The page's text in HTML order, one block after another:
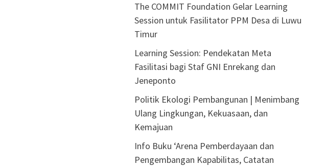
The COMMIT Foundation Gelar Learning
Session untuk Fasilitator PPM Desa di Luwu
Timur
Learning Session: Pendekatan Meta
Fasilitasi bagi Staf GNI Enrekang dan
Jeneponto
Politik Ekologi Pembangunan | Menimbang
Ulang Lingkungan, Kekuasaan, dan
Kemajuan
Info Buku ‘Arena Pemberdayaan dan
Pengembangan Kapabilitas, Catatan